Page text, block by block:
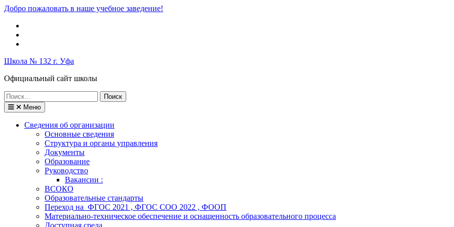
Перейти
содержимому
Добро пожаловать в наше учебное заведение!
Школа № 132 г. Уфа
Официальный сайт школы
Поиск
по:
Меню
Сведения об организации
Основные сведения
Структура и органы управления
Документы
Образование
Руководство
Вакансии :
ВСОКО
Образовательные стандарты
Переход на ФГОС 2021 , ФГОС СОО 2022 , ФООП
Материально-техническое обеспечение и оснащенность образовательного процесса
Доступная среда